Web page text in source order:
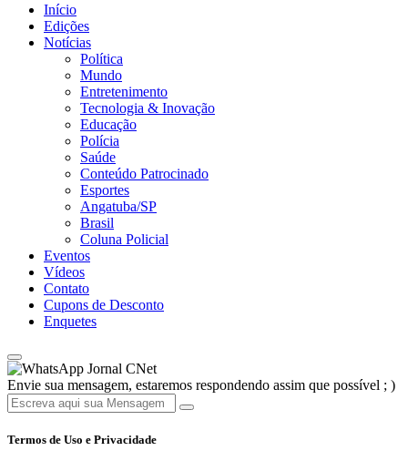
Início
Edições
Notícias
Política
Mundo
Entretenimento
Tecnologia & Inovação
Educação
Polícia
Saúde
Conteúdo Patrocinado
Esportes
Angatuba/SP
Brasil
Coluna Policial
Eventos
Vídeos
Contato
Cupons de Desconto
Enquetes
Jornal CNet
Envie sua mensagem, estaremos respondendo assim que possível ; )
Termos de Uso e Privacidade